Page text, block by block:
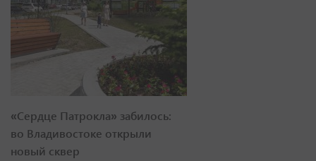
«Сердце Патрокла» забилось:
во Владивостоке открыли
новый сквер